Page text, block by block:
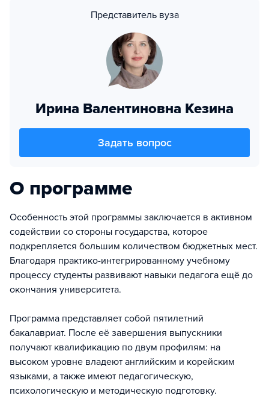
Представитель вуза
Ирина Валентиновна Кезина
Задать вопрос
О программе
Особенность этой программы заключается в активном
содействии со стороны государства, которое
подкрепляется большим количеством бюджетных мест.
Благодаря практико-интегрированному учебному
процессу студенты развивают навыки педагога ещё до
окончания университета.
Программа представляет собой пятилетний
бакалавриат. После её завершения выпускники
получают квалификацию по двум профилям: на
высоком уровне владеют английским и корейским
языками, а также имеют педагогическую,
психологическую и методическую подготовку.